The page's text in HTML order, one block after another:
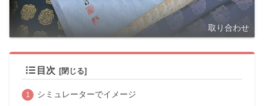
取り合わせ
目次
シミュレーターでイメージ